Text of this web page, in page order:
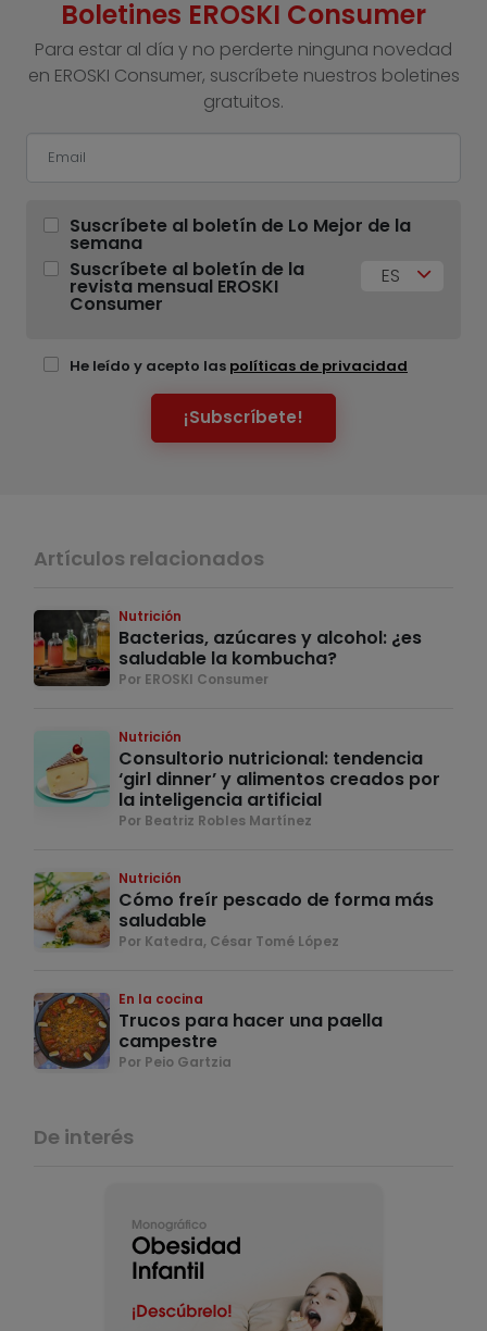
Boletines EROSKI Consumer
Para estar al día y no perderte ninguna novedad
en EROSKI Consumer, suscríbete nuestros boletines
gratuitos.
Suscríbete al boletín de Lo Mejor de la
semana
Suscríbete al boletín de la
revista mensual EROSKI
Consumer
ES
He leído y acepto las políticas de privacidad
¡Subscríbete!
Artículos relacionados
Nutrición
Bacterias, azúcares y alcohol: ¿es
saludable la kombucha?
Por EROSKI Consumer
Nutrición
Consultorio nutricional: tendencia
‘girl dinner’ y alimentos creados por
la inteligencia artificial
Por Beatriz Robles Martínez
Nutrición
Cómo freír pescado de forma más
saludable
Por Katedra, César Tomé López
En la cocina
Trucos para hacer una paella
campestre
Por Peio Gartzia
De interés